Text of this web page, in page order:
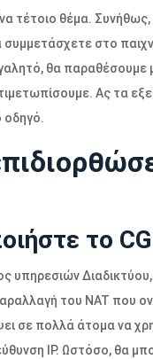
τέτοιο θέμα. Συνήθως,
στο
θα παραθέσουμε
Ας τα
οδηγό.
το
υπηρεσιών
του NAT που
σε πολλά άτομα να
IP. Ωστόσο, θα